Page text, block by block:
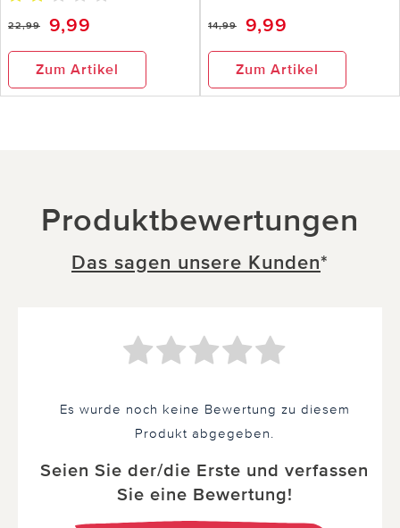
22,99 9,99
Zum Artikel
14,99 9,99
Zum Artikel
Produktbewertungen
Das sagen unsere Kunden*
Es wurde noch keine Bewertung zu diesem
Produkt abgegeben.
Seien Sie der/die Erste und verfassen
Sie eine Bewertung!